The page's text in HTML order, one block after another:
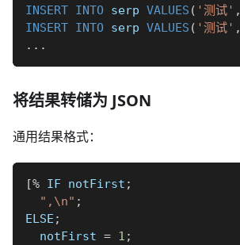
INSERT INTO serp VALUES ( '测试' ,
INSERT INTO serp VALUES ( '测试' ,
. . .
将结果转储为 JSON
通用结果格式：
[% IF notFirst ;
",\n" ;
ELSE ;
  notFirst
= 1 ;